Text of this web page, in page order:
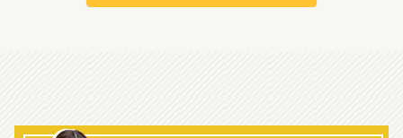
ダイハツ